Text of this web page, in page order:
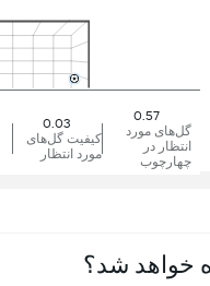
0.03
کیفیت گل‌های
مورد انتظار
0.57
گل‌های مورد
انتظار در
چهارچوب
خواهد شد؟